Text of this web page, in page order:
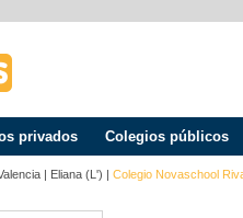
privados Colegios públicos
| Eliana (l') | Colegio Novaschool